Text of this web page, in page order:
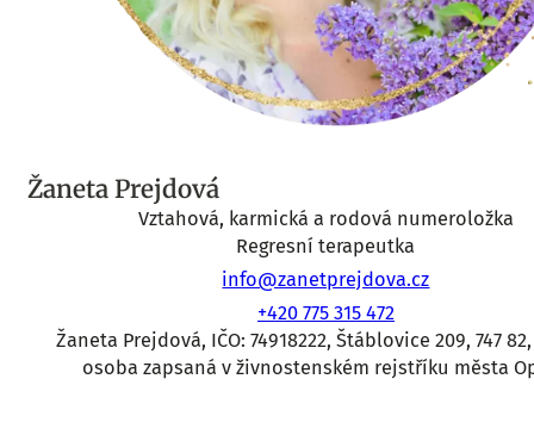
Žaneta Prejdová
Vztahová, karmická a rodová numeroložka
Regresní terapeutka
info@zanetprejdova.cz
+420 775 315 472
Žaneta Prejdová, IČO: 74918222, Štáblovice 209, 747
osoba zapsaná v živnostenském rejstříku města